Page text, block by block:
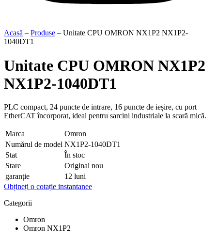
Acasă – Produse – Unitate CPU OMRON NX1P2 NX1P2-
1040DT1
Unitate CPU OMRON NX1P2
NX1P2-1040DT1
PLC compact, 24 puncte de intrare, 16 puncte de ieșire, cu port
EtherCAT încorporat, ideal pentru sarcini industriale la scară mică.
Marca
Omron
Numărul de model NX1P2-1040DT1
Stat
În stoc
Stare
Original nou
garanție
12 luni
Obțineți o cotație instantanee
Categorii
Omron
Omron NX1P2